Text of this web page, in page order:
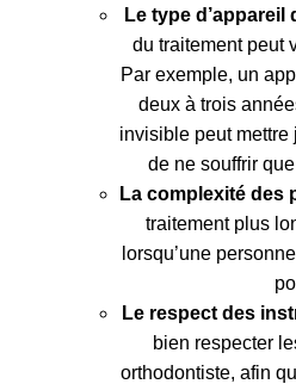
Le type
du traitement peut
Par exemple, un
deux à trois
invisible peut mettre
de ne souffrir
La complexité des
traitement plus
lorsqu’une
Le respect des
bien respecter
orthodontiste, afin